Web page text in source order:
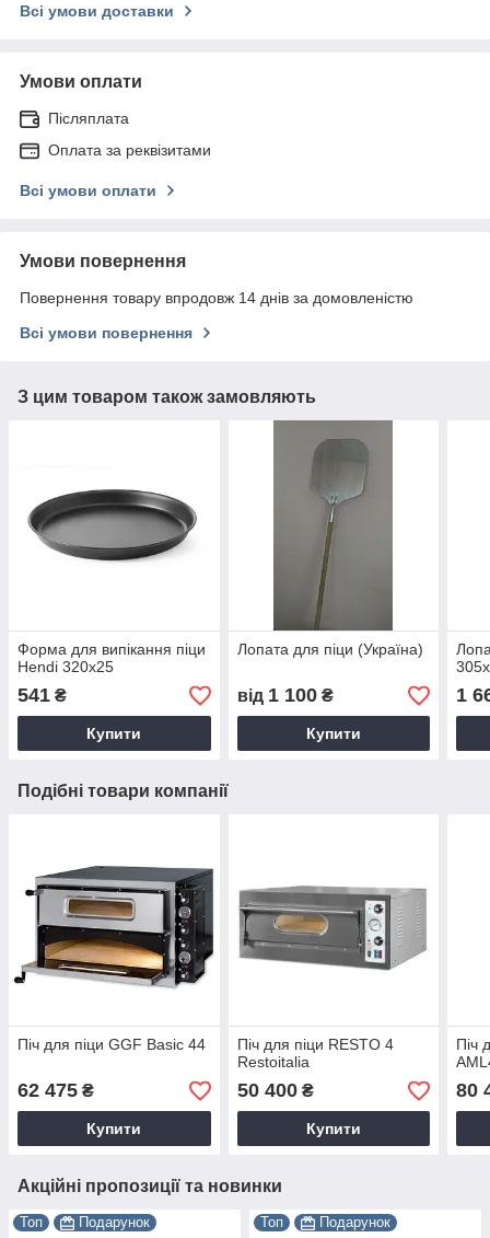
Всі умови доставки
Умови оплати
Післяплата
Оплата за реквізитами
Всі умови оплати
Умови повернення
Повернення товару впродовж 14 днів за домовленістю
Всі умови повернення
З цим товаром також замовляють
Форма для випікання піци
Hendi 320x25
541 ₴
Купити
Лопата для піци (Україна)
від 1 100₴
Купити
1
Подібні товари компанії
Піч для піци GGF Basic 44
62 475 ₴
Купити
Піч для піци RESTO 4
Restoitalia
50 400₴
Купити
Піч
80
Акційні пропозиції та новинки
Топ Подарунок Топ Подарунок